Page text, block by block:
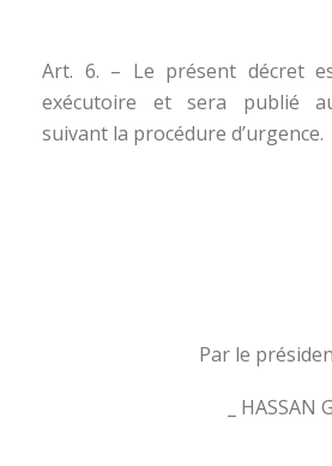
Art. 6. – Le présent décret
exécutoire et sera publié
suivant la procédure d’urgence.
Par le
_